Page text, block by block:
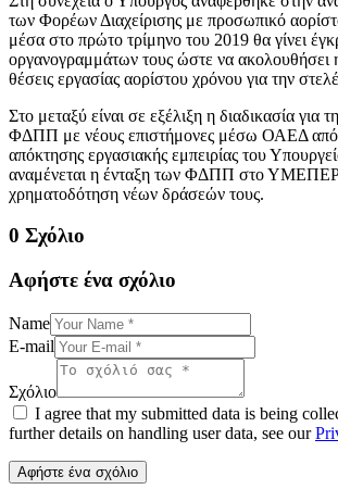
των Φορέων Διαχείρισης με προσωπικό
μέσα στο πρώτο τρίμηνο του 2019 θα γίνει
οργανογραμμάτων τους ώστε να ακολουθήσει
θέσεις εργασίας αορίστου χρόνου για την
Στο μεταξύ είναι σε εξέλιξη η διαδικασία για
ΦΔΠΠ με νέους επιστήμονες μέσω ΟΑΕΔ
απόκτησης εργασιακής εμπειρίας του
αναμένεται η ένταξη των ΦΔΠΠ στο
χρηματοδότηση νέων δράσεών τους.
0 Σχόλιο
Αφήστε ένα σχόλιο
Name
E-mail
Σχόλιο
I agree that my submitted data is being
further details on handling user data, see our